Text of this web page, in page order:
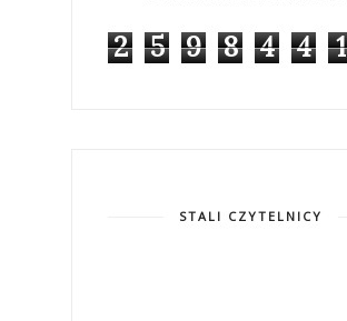
2 5 9 8 4 4 1
STALI CZYTELNICY